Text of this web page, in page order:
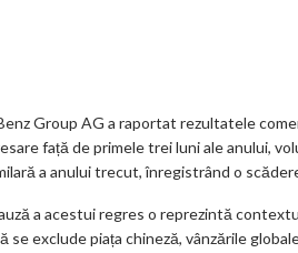
p
Group AG a raportat rezultatele
față de primele trei luni ale anului,
a anului trecut, înregistrând o
a acestui regres o reprezintă
se exclude piața chineză, vânzările